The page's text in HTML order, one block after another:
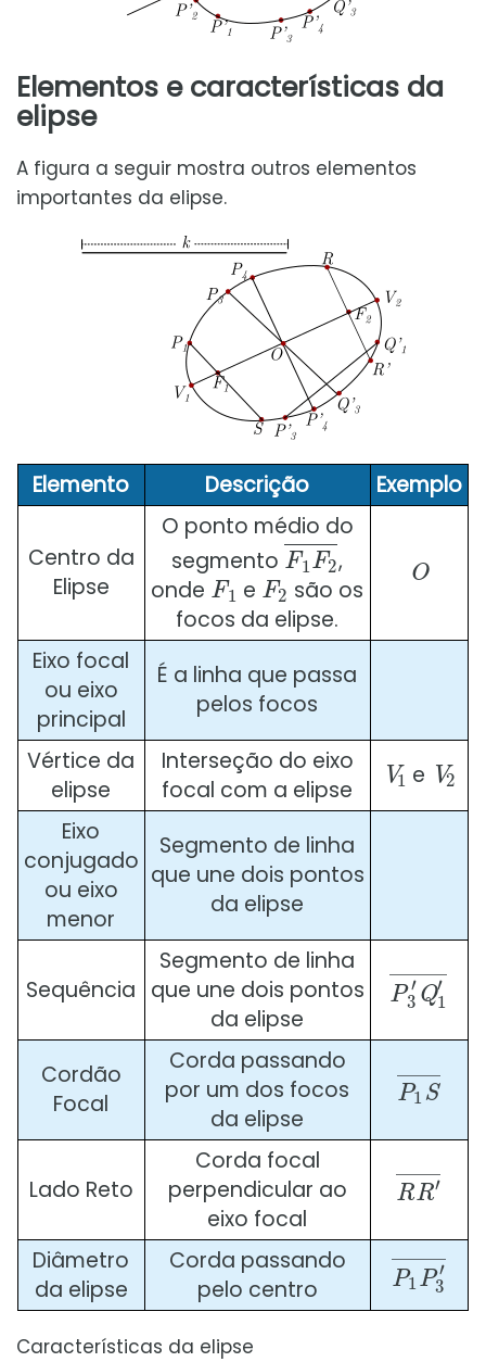
Elementos e características da
elipse
A figura a seguir mostra outros elementos
importantes da elipse.
Elemento Descrição Exemplo
Centro da
Elipse
O ponto médio do
segmento
F1F2¯
,
onde
F1
e
F2
são os
focos da elipse.
O
Eixo focal
ou eixo
principal
É a linha que passa
pelos focos
Vértice da
elipse
Interseção do eixo
focal com a elipse
V1
e
V2
Eixo
conjugado
ou eixo
menor
Segmento de linha
que une dois pontos
da elipse
Sequência
Segmento de linha
que une dois pontos
da elipse
P3′Q1
Cordão
Focal
Corda passando
por um dos focos
da elipse
P1S¯
Lado Reto
Corda focal
perpendicular ao
eixo focal
RR′¯
Diâmetro
da elipse
Corda passando
pelo centro
P1P3′
Características da elipse